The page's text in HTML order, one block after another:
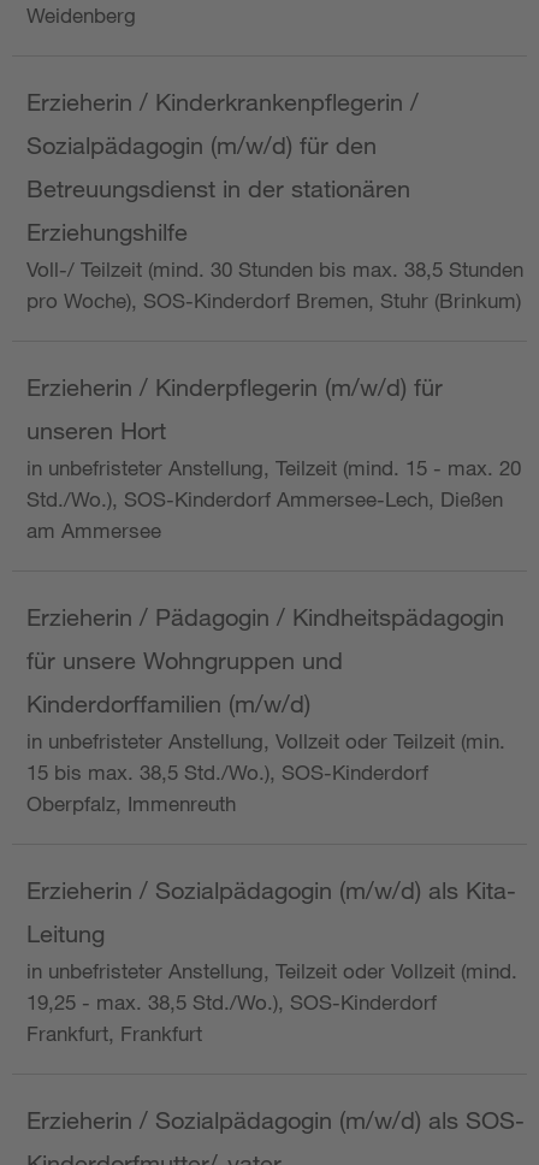
Weidenberg
Erzieherin / Kinderkrankenpflegerin /
Sozialpädagogin (m/w/d) für den
Betreuungsdienst in der stationären
Erziehungshilfe
Voll-/ Teilzeit (mind. 30 Stunden bis max. 38,5 Stunden
pro Woche), SOS-Kinderdorf Bremen, Stuhr (Brinkum)
Erzieherin / Kinderpflegerin (m/w/d) für
unseren Hort
in unbefristeter Anstellung, Teilzeit (mind. 15 - max. 20
Std./Wo.), SOS-Kinderdorf Ammersee-Lech, Dießen
am Ammersee
Erzieherin / Pädagogin / Kindheitspädagogin
für unsere Wohngruppen und
Kinderdorffamilien (m/w/d)
in unbefristeter Anstellung, Vollzeit oder Teilzeit (min.
15 bis max. 38,5 Std./Wo.), SOS-Kinderdorf
Oberpfalz, Immenreuth
Erzieherin / Sozialpädagogin (m/w/d) als Kita-
Leitung
in unbefristeter Anstellung, Teilzeit oder Vollzeit (mind.
19,25 - max. 38,5 Std./Wo.), SOS-Kinderdorf
Frankfurt, Frankfurt
Erzieherin / Sozialpädagogin (m/w/d) als SOS-